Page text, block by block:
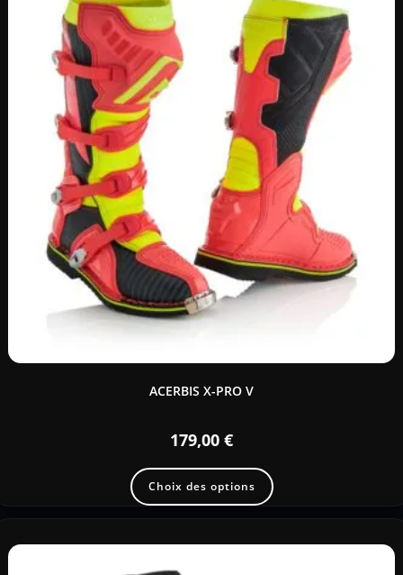
ACERBIS X-PRO V
179,00 €
Choix des options